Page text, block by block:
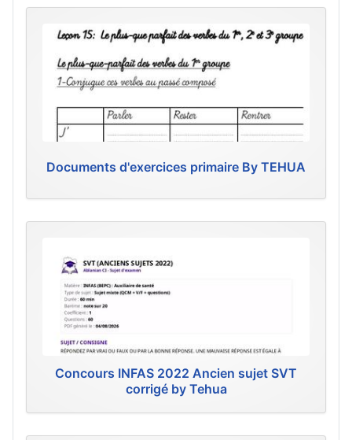
Documents d'exercices primaire By TEHUA
Concours INFAS 2022 Ancien sujet SVT
corrigé by Tehua